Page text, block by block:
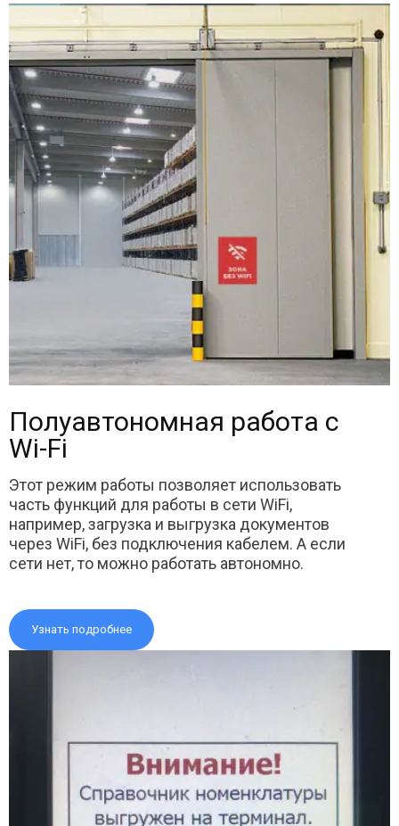
Полуавтономная работа с
Wi-Fi
Этот режим работы позволяет использовать
часть функций для работы в сети WiFi,
например, загрузка и выгрузка документов
через WiFi, без подключения кабелем. А если
сети нет, то можно работать автономно.
Узнать подробнее